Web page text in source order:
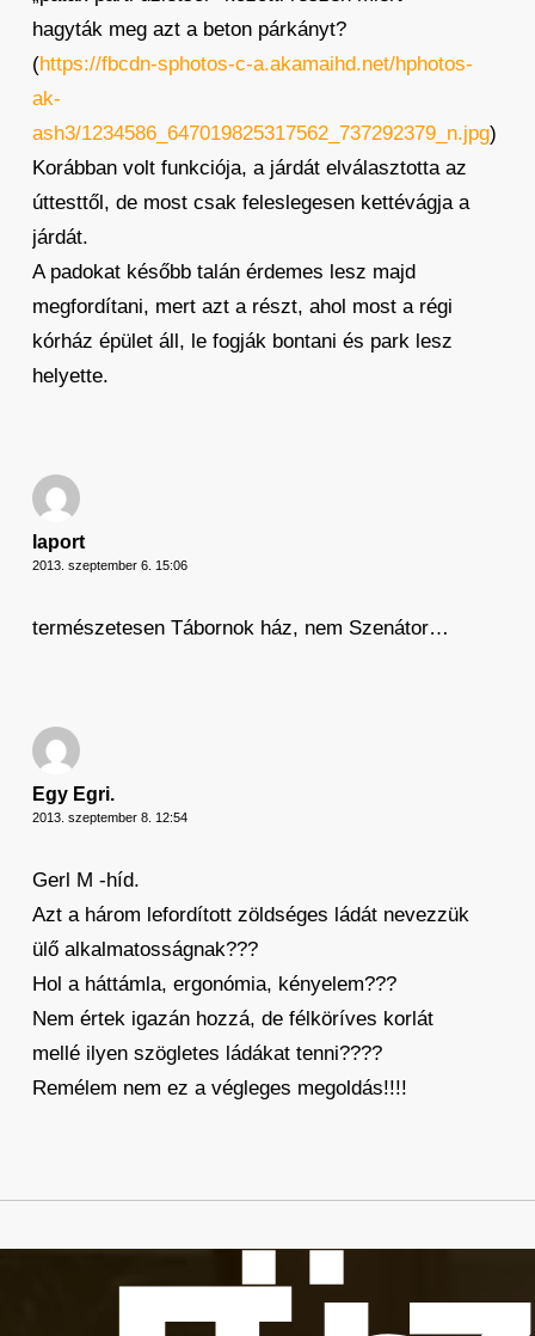
hagyták meg azt a beton párkányt?
(https://fbcdn-sphotos-c-a.akamaihd.net/hphotos-
ak-
ash3/1234586_647019825317562_737292379_n.jpg)
Korábban volt funkciója, a járdát elválasztotta az
úttesttől, de most csak feleslegesen kettévágja a
járdát.
A padokat később talán érdemes lesz majd
megfordítani, mert azt a részt, ahol most a régi
kórház épület áll, le fogják bontani és park lesz
helyette.
laport
2013. szeptember 6. 15:06
természetesen Tábornok ház, nem Szenátor…
Egy Egri.
2013. szeptember 8. 12:54
Gerl M -híd.
Azt a három lefordított zöldséges ládát nevezzük
ülő alkalmatosságnak???
Hol a háttámla, ergonómia, kényelem???
Nem értek igazán hozzá, de félköríves korlát
mellé ilyen szögletes ládákat tenni????
Remélem nem ez a végleges megoldás!!!!